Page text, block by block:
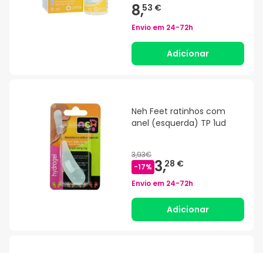
8,53 €
Envio em 24-72h
Adicionar
Neh Feet ratinhos com
anel (esquerda) TP 1ud
3,93€
-17% 3,28 €
Envio em 24-72h
Adicionar